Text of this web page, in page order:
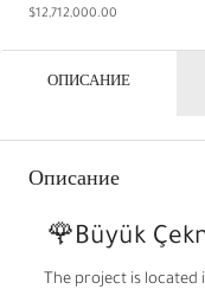
$12,712,000.00
ОПИСАНИЕ
Описание
🌹Büyük
The project is